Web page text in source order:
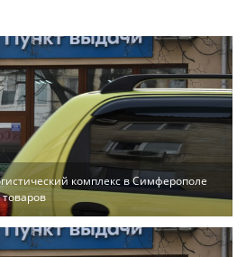
комплекс в Симферополе
товаров